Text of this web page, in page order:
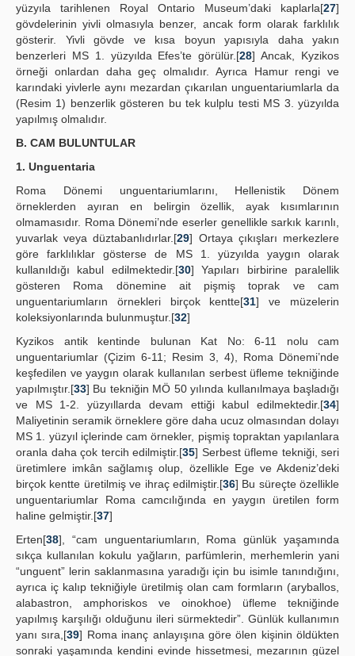
yüzyıla tarihlenen Royal Ontario Museum’daki kaplarla[27]
gövdelerinin yivli olmasıyla benzer, ancak form olarak farklılık
gösterir. Yivli gövde ve kısa boyun yapısıyla daha yakın
benzerleri MS 1. yüzyılda Efes’te görülür.[28] Ancak, Kyzikos
örneği onlardan daha geç olmalıdır. Ayrıca Hamur rengi ve
karındaki yivlerle aynı mezardan çıkarılan unguentariumlarla da
(Resim 1) benzerlik gösteren bu tek kulplu testi MS 3. yüzyılda
yapılmış olmalıdır.
B. CAM BULUNTULAR
1. Unguentaria
Roma Dönemi unguentariumlarını, Hellenistik Dönem
örneklerden ayıran en belirgin özellik, ayak kısımlarının
olmamasıdır. Roma Dönemi’nde eserler genellikle sarkık karınlı,
yuvarlak veya düztabanlıdırlar.[29] Ortaya çıkışları merkezlere
göre farklılıklar gösterse de MS 1. yüzyılda yaygın olarak
kullanıldığı kabul edilmektedir.[30] Yapıları birbirine paralellik
gösteren Roma dönemine ait pişmiş toprak ve cam
unguentariumların örnekleri birçok kentte[31] ve müzelerin
koleksiyonlarında bulunmuştur.[32]
Kyzikos antik kentinde bulunan Kat No: 6-11 nolu cam
unguentariumlar (Çizim 6-11; Resim 3, 4), Roma Dönemi’nde
keşfedilen ve yaygın olarak kullanılan serbest üfleme tekniğinde
yapılmıştır.[33] Bu tekniğin MÖ 50 yılında kullanılmaya başladığı
ve MS 1-2. yüzyıllarda devam ettiği kabul edilmektedir.[34]
Maliyetinin seramik örneklere göre daha ucuz olmasından dolayı
MS 1. yüzyıl içlerinde cam örnekler, pişmiş topraktan yapılanlara
oranla daha çok tercih edilmiştir.[35] Serbest üfleme tekniği, seri
üretimlere imkân sağlamış olup, özellikle Ege ve Akdeniz’deki
birçok kentte üretilmiş ve ihraç edilmiştir.[36] Bu süreçte özellikle
unguentariumlar Roma camcılığında en yaygın üretilen form
haline gelmiştir.[37]
Erten[38], “cam unguentariumların, Roma günlük yaşamında
sıkça kullanılan kokulu yağların, parfümlerin, merhemlerin yani
“unguent” lerin saklanmasına yaradığı için bu isimle tanındığını,
ayrıca iç kalıp tekniğiyle üretilmiş olan cam formların (aryballos,
alabastron, amphoriskos ve oinokhoe) üfleme tekniğinde
yapılmış karşılığı olduğunu ileri sürmektedir”. Günlük kullanımın
yanı sıra,[39] Roma inanç anlayışına göre ölen kişinin öldükten
sonraki yaşamında kendini evinde hissetmesi, mezarının güzel